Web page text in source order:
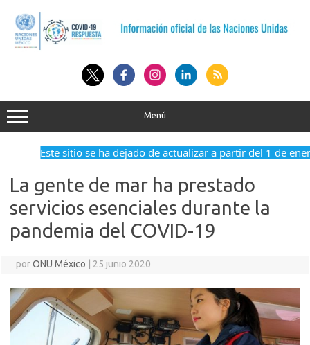
contenido
Menú
Este sitio se ha dejado de actualizar a partir del 1 de
La gente de mar ha prestado
servicios esenciales durante la
pandemia del COVID-19
porONU México 25 junio 2020